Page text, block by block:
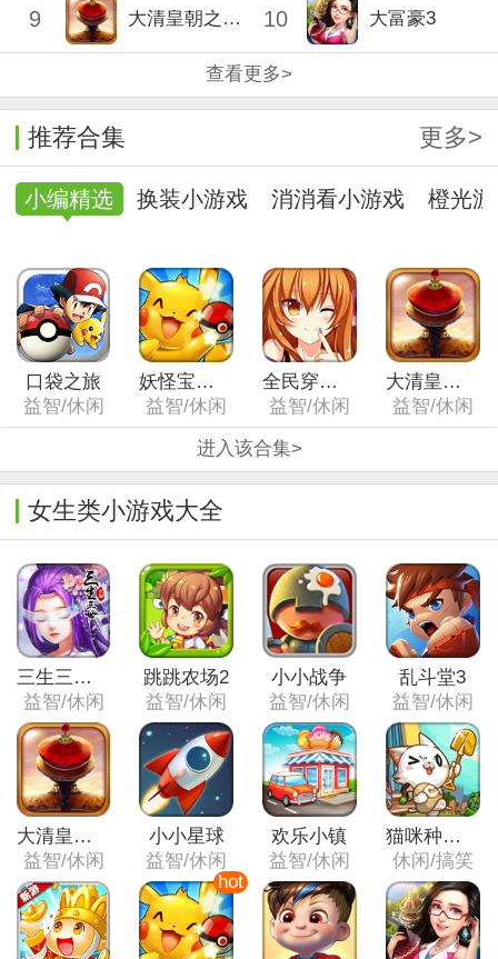
9 大清皇朝之大梦英雄 10 大富豪3
查看更多>
推荐合集 更多>
小编精选 换装小游戏 消消看小游戏 橙光
口袋之旅
益智/休闲
妖怪宝可萌
益智/休闲
全民穿越之宫（复刻版）
益智/休闲
大清皇朝之大梦英雄
益智/休闲
进入该合集>
女生类小游戏大全
三生三世十里桃花
益智/休闲
跳跳农场2
益智/休闲
小小战争
益智/休闲
乱斗堂3
益智/休闲
大清皇朝之大梦英雄
益智/休闲
小小星球
益智/休闲
欢乐小镇
益智/休闲
猫咪种植园
休闲/搞笑